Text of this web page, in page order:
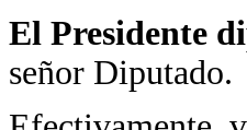
El Presidente
señor Diputado.